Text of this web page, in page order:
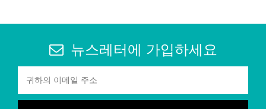
뉴스레터에 가입하세요